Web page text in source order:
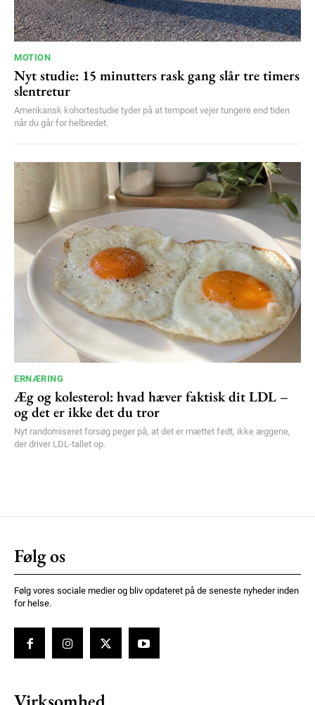
MOTION
Nyt studie: 15 minutters rask gang slår tre timers
slentretur
Amerikansk kohortestudie tyder på at tempoet vejer tungere end tiden
når du går for helbredet.
ERNÆRING
Æg og kolesterol: hvad hæver faktisk dit LDL –
og det er ikke det du tror
Nyt randomiseret forsøg peger på, at det er mættet fedt, ikke æggene,
der driver LDL-tallet op.
Følg os
Følg vores sociale medier og bliv opdateret på de seneste nyheder inden
for helse.